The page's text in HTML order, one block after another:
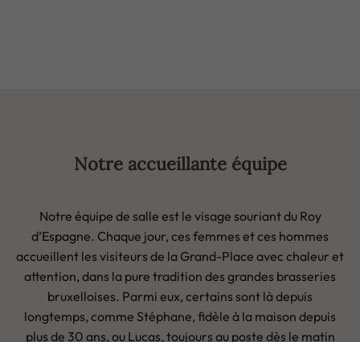
Notre accueillante équipe
Notre équipe de salle est le visage souriant du Roy
d’Espagne. Chaque jour, ces femmes et ces hommes
accueillent les visiteurs de la Grand-Place avec chaleur et
attention, dans la pure tradition des grandes brasseries
bruxelloises. Parmi eux, certains sont là depuis
longtemps, comme Stéphane, fidèle à la maison depuis
plus de 30 ans, ou Lucas, toujours au poste dès le matin